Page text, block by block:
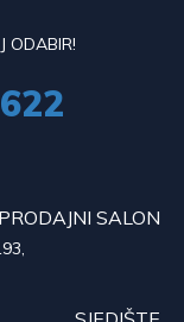
ODABIR!
PRODAJNI SALON